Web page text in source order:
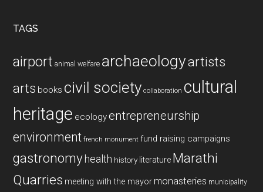
TAGS
airport animal welfare archaeologyartists
arts books civil society collaboration cultural
heritage ecologyentrepreneurship
environment french monument fund raising campaigns
gastronomy health history literature Marathi
Quarries meeting with the mayor monasteries municipality